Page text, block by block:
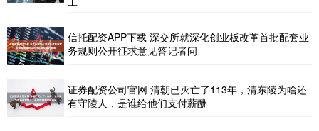
信托配资APP下载 深交所就深化创业板改革首批配套业
务规则公开征求意见答记者问
证券配资公司官网 清朝已灭亡了113年，清东陵为啥还
有守陵人，是谁给他们支付薪酬